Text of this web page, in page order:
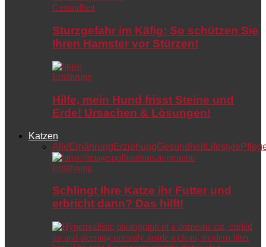
Gesundheit
Sturzgefahr im Käfig: So schützen Sie
Ihren Hamster vor Stürzen!
Ernährung
Hilfe, mein Hund frisst Steine und
Erde! Ursachen & Lösungen!
Katzen
Alle Ernährung ErziehungGesundheitLifestyle
Ernährung
Schlingt Ihre Katze ihr Futter und
erbricht dann? Das hilft!